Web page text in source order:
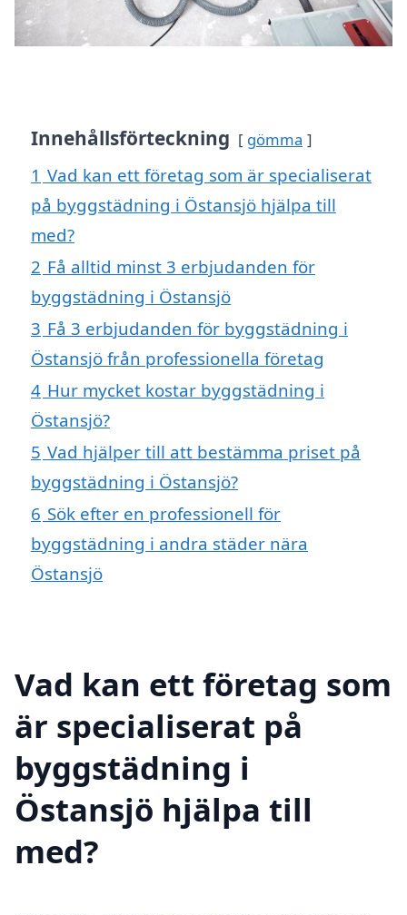
Innehållsförteckning gömma
1 Vad kan ett företag som är specialiserat
på byggstädning i Östansjö hjälpa till
med?
2 Få alltid minst 3 erbjudanden för
byggstädning i Östansjö
3 Få 3 erbjudanden för byggstädning i
Östansjö från professionella företag
4 Hur mycket kostar byggstädning i
Östansjö?
5 Vad hjälper till att bestämma priset på
byggstädning i Östansjö?
6 Sök efter en professionell för
byggstädning i andra städer nära
Östansjö
Vad kan ett företag som
är specialiserat på
byggstädning i
Östansjö hjälpa till
med?